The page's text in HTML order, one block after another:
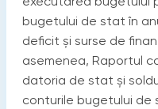
bugetului de stat în
deficit și surse de
asemenea, Raportul
datoria de stat și
conturile bugetului